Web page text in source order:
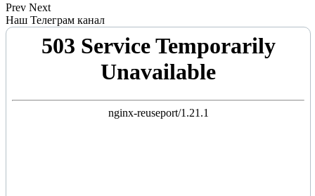
Prev Next
Наш Телеграм канал